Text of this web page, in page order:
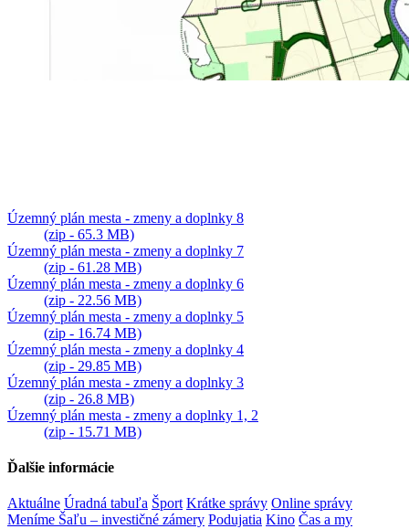
Územný plán mesta - zmeny a doplnky 8
(zip - 65.3 MB)
Územný plán mesta - zmeny a doplnky 7
(zip - 61.28 MB)
Územný plán mesta - zmeny a doplnky 6
(zip - 22.56 MB)
Územný plán mesta - zmeny a doplnky 5
(zip - 16.74 MB)
Územný plán mesta - zmeny a doplnky 4
(zip - 29.85 MB)
Územný plán mesta - zmeny a doplnky 3
(zip - 26.8 MB)
Územný plán mesta - zmeny a doplnky 1, 2
(zip - 15.71 MB)
Ďalšie informácie
Aktuálne Úradná tabuľa Šport Krátke správy Online správy
Meníme Šaľu – investičné zámery Podujatia Kino Čas a my